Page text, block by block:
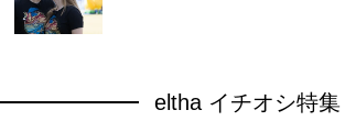
eltha イチオシ特集